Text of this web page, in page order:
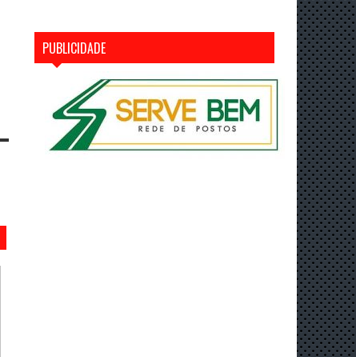
PUBLICIDADE